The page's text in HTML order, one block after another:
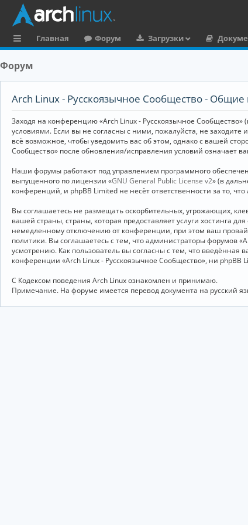
ы
и
Главная Форум Загрузки
Форум
Arch Linux - Русскоязычное Сообщество - Общие
Заходя на конференцию «Arch Linux - Русскоязычное
условиями. Если вы не согласны с ними, пожалуйста, не
всё возможное, чтобы уведомить вас об этом, однако с вашей
Сообщество» после обновления/исправления условий означает
Наши форумы работают под управлением программного
выпущенного по лицензии «GNU General Public License v2» (в
конференций, и phpBB Limited не несёт ответственности за то,
Вы соглашаетесь не размещать оскорбительных, угрожающих,
вашей страны, страны, которая предоставляет услуги хостинга
немедленному отключению от конференции, при этом ваш
политики. Вы соглашаетесь с тем, что администраторы форумов
усмотрению. Как пользователь вы согласны с тем, что
конференции «Arch Linux - Русскоязычное Сообщество», ни phpBB
С Кодексом поведения Arch Linux ознакомлен и принимаю.
Примечание. На форуме имеется перевод документа на русский